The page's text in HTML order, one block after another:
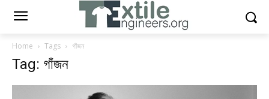
Home Tags গাঁজন
Tag: গাঁজন